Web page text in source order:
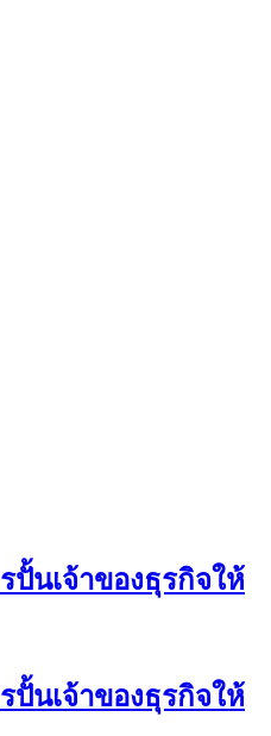
ปั้นเจ้าของธุรกิจให้
ปั้นเจ้าของธุรกิจให้